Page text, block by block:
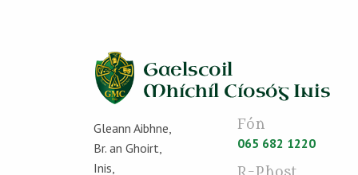
Gleann Aibhne,
Br. an Ghoirt,
Inis,
Fón
065 682 1220